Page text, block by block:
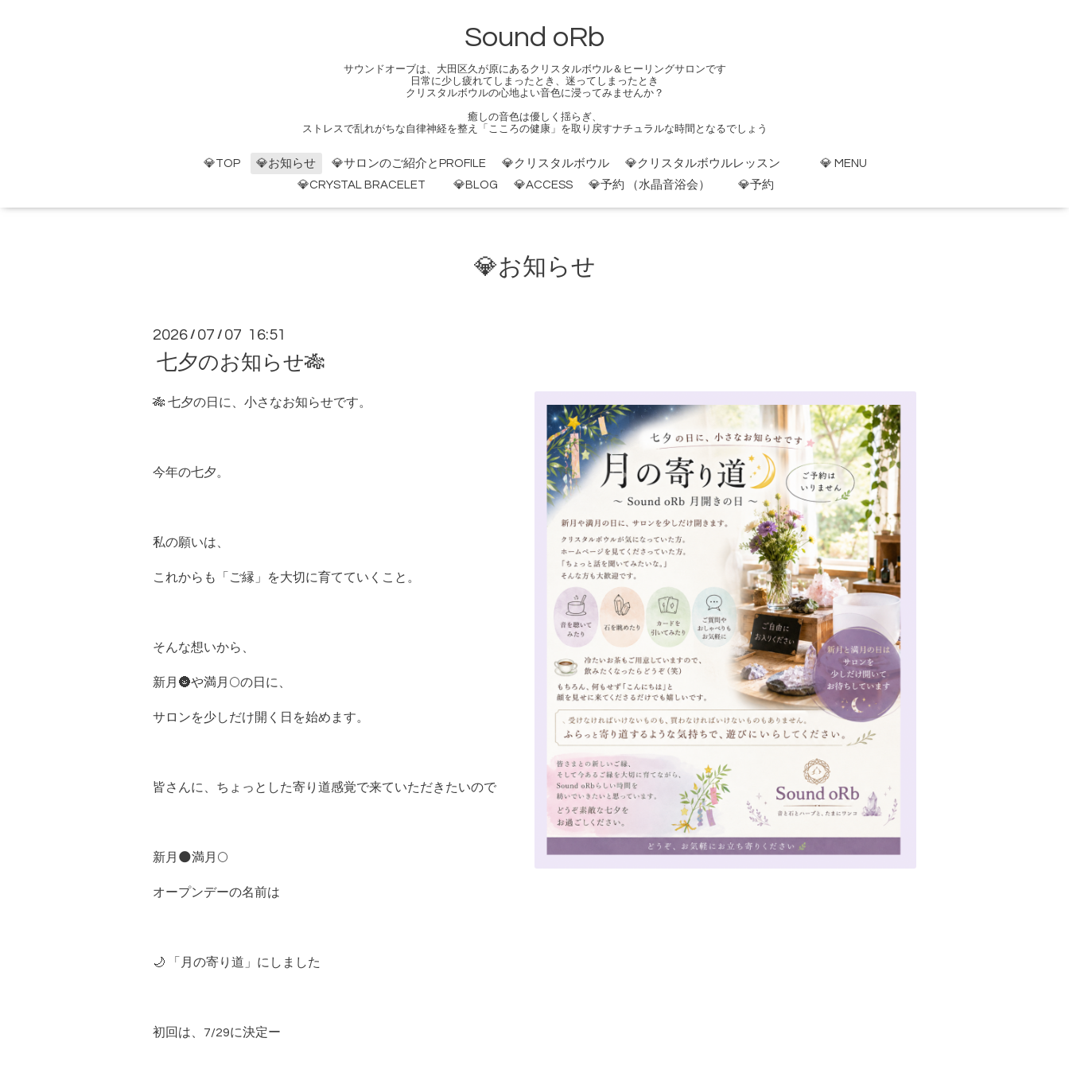
Sound oRb
サウンドオーブは、大田区久が原にあるクリスタルボウル＆ヒーリングサロンです
日常に少し疲れてしまったとき、迷ってしまったとき
クリスタルボウルの心地よい音色に浸ってみませんか？
癒しの音色は優しく揺らぎ、
ストレスで乱れがちな自律神経を整え「こころの健康」を取り戻すナチュラルな時間となるでしょう
💎TOP 💎お知らせ 💎サロンのご紹介とPROFILE 💎クリスタルボウル 💎クリスタルボウルレッスン
💎 MENU
💎CRYSTAL BRACELET
💎BLOG 💎ACCESS 💎予約 （水晶音浴会） 💎予約
💎お知らせ
2026 / 07 / 07 16:51
七夕のお知らせ🎋
🎋 七夕の日に、小さなお知らせです。
今年の七夕。
私の願いは、
これからも「ご縁」を大切に育てていくこと。
そんな想いから、
新月🌚や満月🌕の日に、
サロンを少しだけ開く日を始めます。
皆さんに、ちょっとした寄り道感覚で来ていただきたいので
新月🌑満月🌕
オープンデーの名前は
🌙 「月の寄り道」にしました
初回は、7/29に決定ー